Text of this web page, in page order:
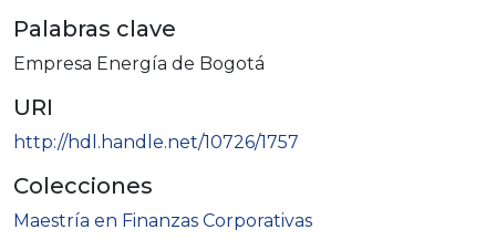
Palabras clave
Empresa Energía de Bogotá
URI
http://hdl.handle.net/10726/1757
Colecciones
Maestría en Finanzas Corporativas